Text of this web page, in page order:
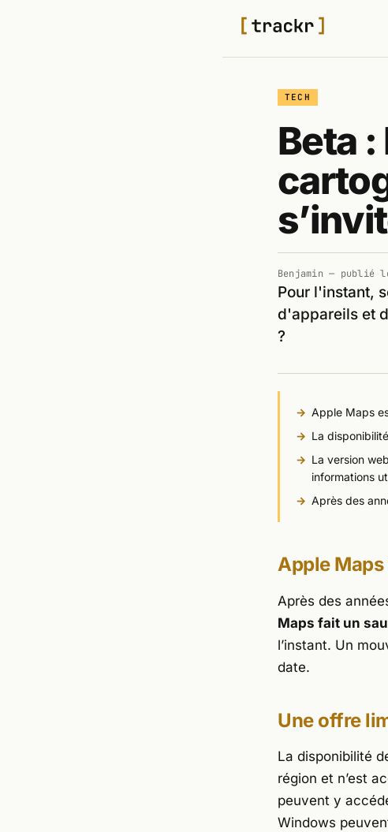
TECH
Beta
Benjamin — publié
Pour l'instant,
d'appareils et
?
Apple Maps
La
La version
informations
Après des
Apple
Après des
Maps fait un
l’instant. Un
date.
Une offre
La disponibilité
région et n’est
peuvent y
Windows